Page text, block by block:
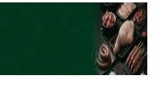
أخبار محلية
أخبار يافا
SHORTS
أخبار اللد والرملة